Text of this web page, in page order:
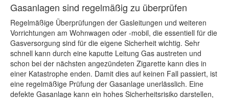
Gasanlagen sind regelmäßig zu überprüfen
Regelmäßige Überprüfungen der Gasleitungen und weiteren
Vorrichtungen am Wohnwagen oder -mobil, die essentiell für die
Gasversorgung sind für die eigene Sicherheit wichtig. Sehr
schnell kann durch eine kaputte Leitung Gas austreten und
schon bei der nächsten angezündeten Zigarette kann dies in
einer Katastrophe enden. Damit dies auf keinen Fall passiert, ist
eine regelmäßige Prüfung der Gasanlage unerlässlich. Eine
defekte Gasanlage kann ein hohes Sicherheitsrisiko darstellen,